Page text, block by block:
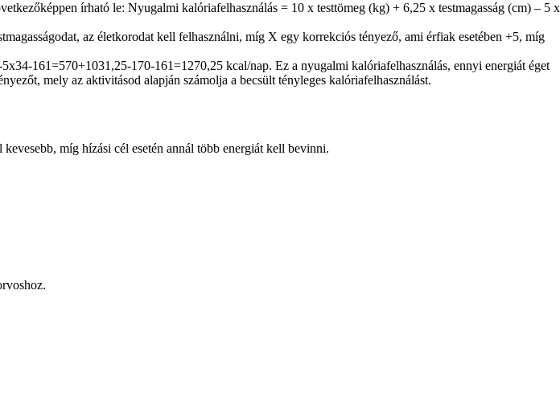
írható le: Nyugalmi kalóriafelhasználás = 10 x testtömeg (kg) + 6,25 x testmagasság (cm) – 5 x
az életkorodat kell felhasználni, míg X egy korrekciós tényező, ami érfiak esetében +5, míg
161=570+1031,25-170-161=1270,25 kcal/nap. Ez a nyugalmi kalóriafelhasználás, ennyi energiát éget
mely az aktivitásod alapján számolja a becsült tényleges kalóriafelhasználást.
míg hízási cél esetén annál több energiát kell bevinni.